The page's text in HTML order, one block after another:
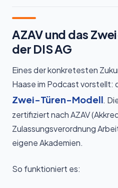
AZAV und das
der DIS AG
Eines der konkretesten
Haase im Podcast vorstellt:
Zwei-Türen-Modell.
zertifiziert nach AZAV
Zulassungsverordnung
eigene Akademien.
So funktioniert es: